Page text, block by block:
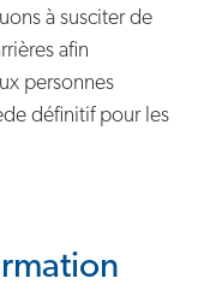
à susciter de
afin
personnes
définitif pour les